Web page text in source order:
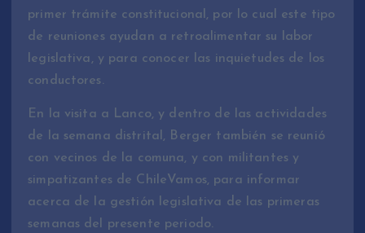
primer trámite constitucional, por lo cual este tipo
de reuniones ayudan a retroalimentar su labor
legislativa, y para conocer las inquietudes de los
conductores.
En la visita a Lanco, y dentro de las actividades
de la semana distrital, Berger también se reunió
con vecinos de la comuna, y con militantes y
simpatizantes de ChileVamos, para informar
acerca de la gestión legislativa de las primeras
semanas del presente periodo.